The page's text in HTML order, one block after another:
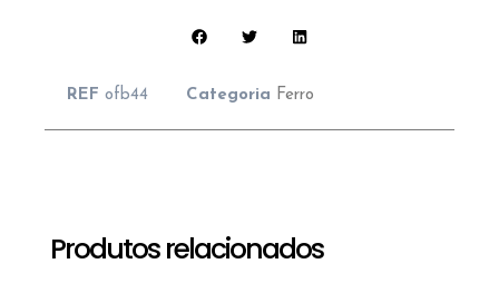
REF ofb44 Categoria Ferro
Produtos relacionados